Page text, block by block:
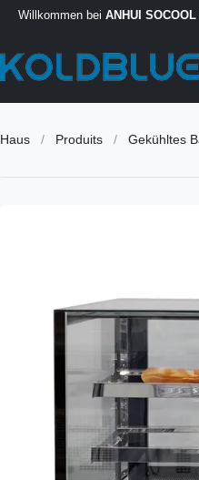
Willkommen bei ANHUI
Haus / Produits / Gekühltes